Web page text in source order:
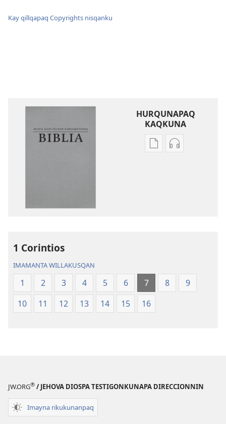
Kay qillqapaq Copyrights nisqanku
HURQUNAPAQ
KAQKUNA
Qillqakunata
Uyarinapaq
1 Corintios
IMAMANTA WILLAKUSQAN
1 2 3 4 5 6 7 8
9
10
11 12 13 14 15 16
JW.ORG® / JEHOVA DIOSPA TESTIGONKUNAPA DIRECCIONNIN
Imayna rikukunanpaq